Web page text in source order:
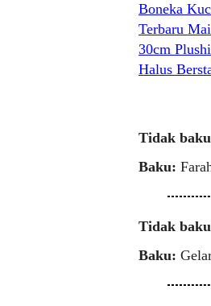
Boneka
Terbaru
30cm
Halus
Tidak
Baku:
Tidak
Baku: